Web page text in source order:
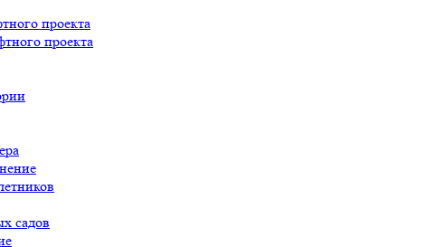
проекта
проекта
садов